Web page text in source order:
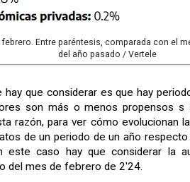
febrero. Entre paréntesis, comparada con el
del año pasado / Vertele
hay que considerar es que hay
son más o menos propensos s
razón, para ver cómo evolucionan
de un periodo de un año
este caso hay que considerar la
del mes de febrero de 2'24.